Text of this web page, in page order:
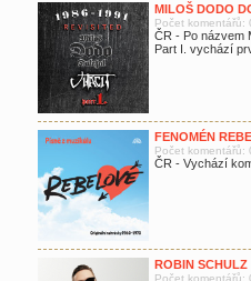
MILOŠ DODO
Počet komentářů:
ČR - Po názvem
Part I. vychází
FENOMÉN
Počet komentářů:
ČR - Vychází
ROBIN SCHULZ
Počet komentářů: